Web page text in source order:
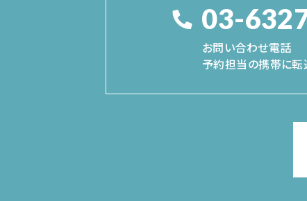
03-
お問い合わせ電話
予約担当の携帯に転